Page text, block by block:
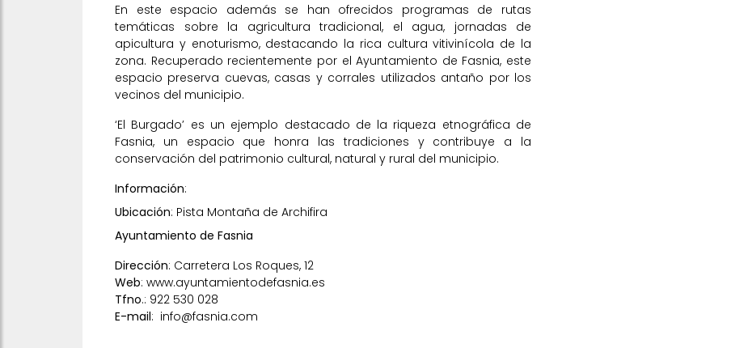
En este espacio además se han ofrecidos programas de rutas
temáticas sobre la agricultura tradicional, el agua, jornadas de
apicultura y enoturismo, destacando la rica cultura vitivinícola de la
zona. Recuperado recientemente por el Ayuntamiento de Fasnia, este
espacio preserva cuevas, casas y corrales utilizados antaño por los
vecinos del municipio.
‘El Burgado’ es un ejemplo destacado de la riqueza etnográfica de
Fasnia, un espacio que honra las tradiciones y contribuye a la
conservación del patrimonio cultural, natural y rural del municipio.
Información:
Ubicación: Pista Montaña de Archifira
Ayuntamiento de Fasnia
Dirección: Carretera Los Roques, 12
Web: www.ayuntamientodefasnia.es
Tfno.: 922 530 028
E-mail: info@fasnia.com